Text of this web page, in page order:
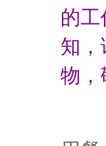
的
知，
物，